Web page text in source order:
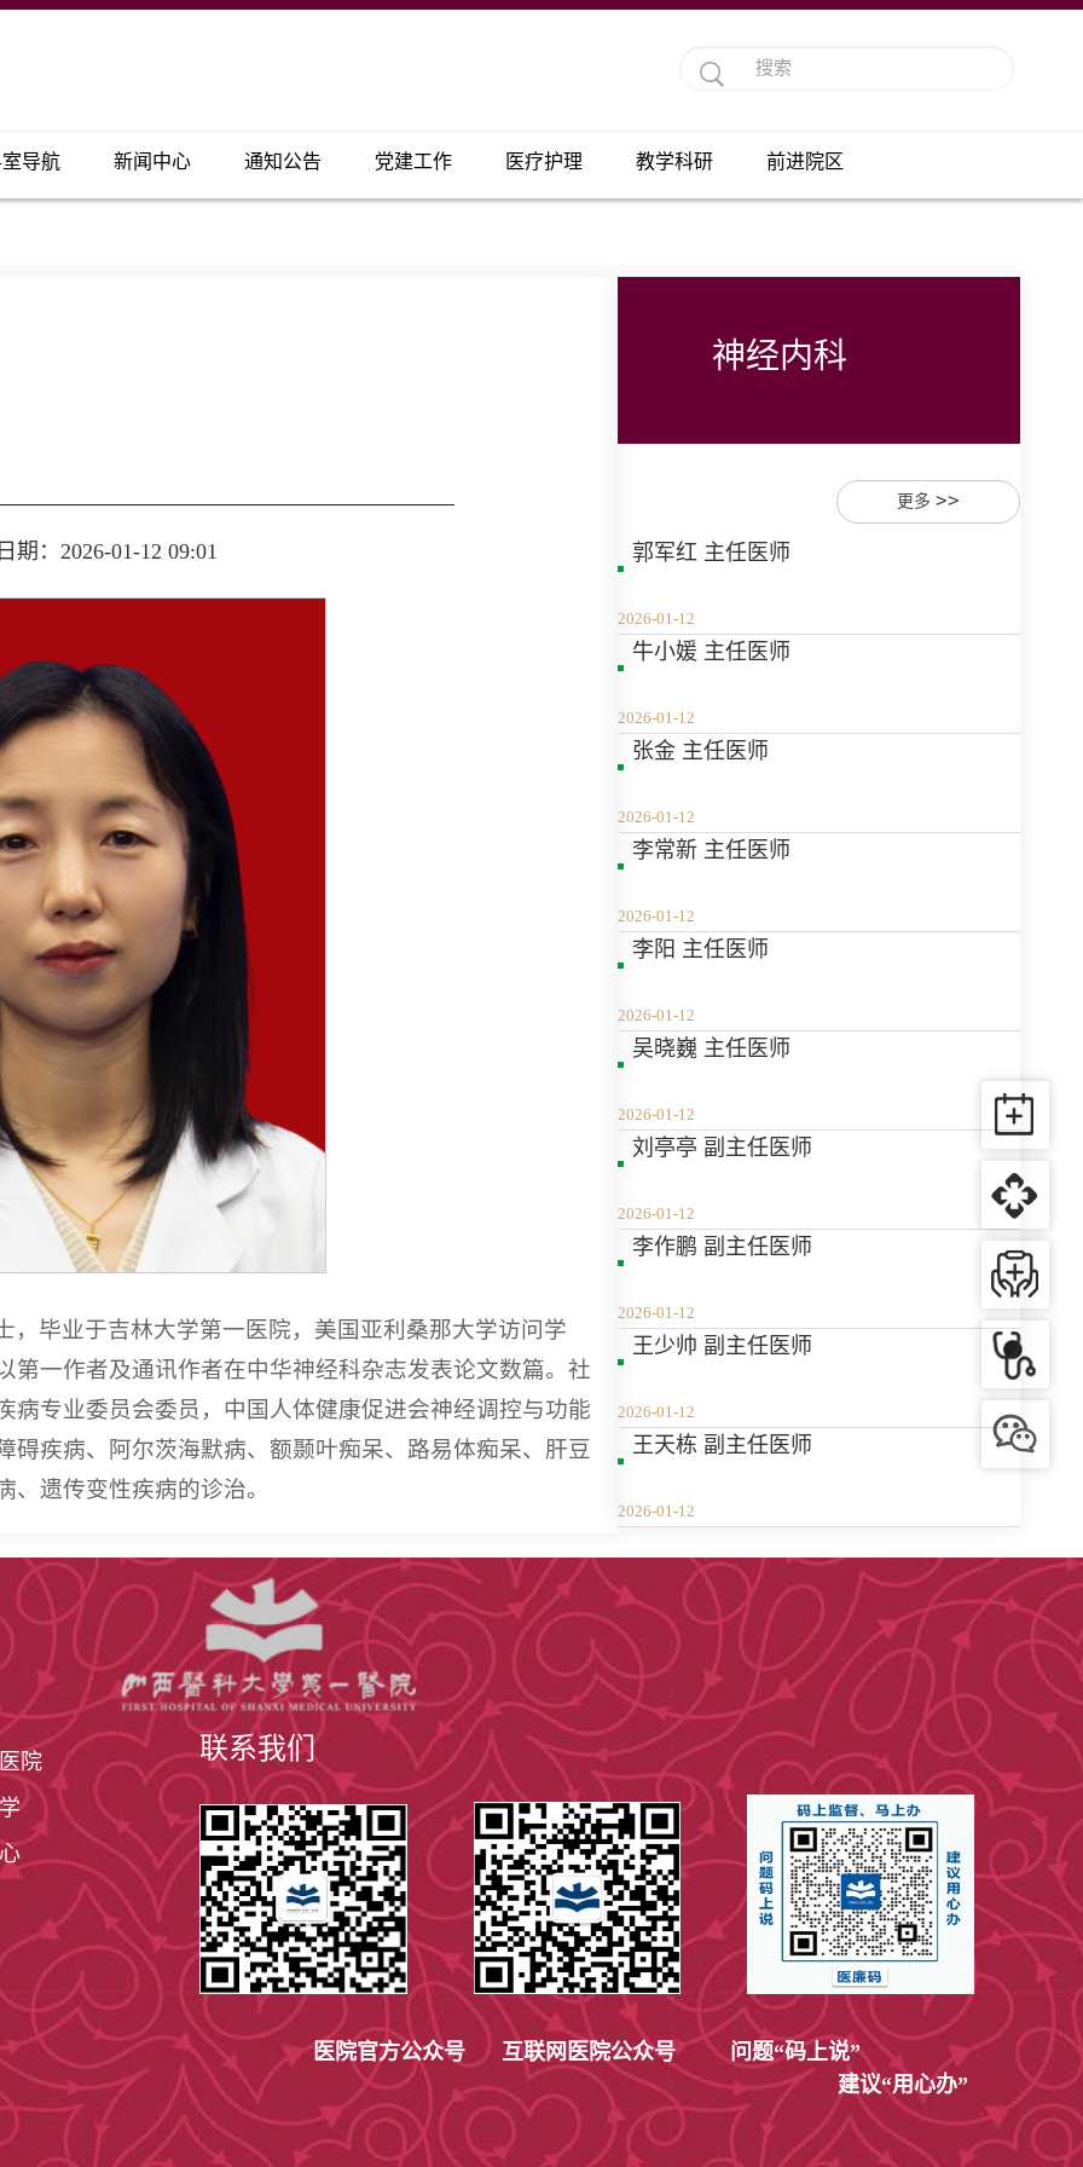
导航 新闻中心 通知公告 党建工作 医疗护理 教学科研 前进院区
：2026-01-12 09:01
，毕业于吉林大学第一医院，美国亚利桑那大学访问学
第一作者及通讯作者在中华神经科杂志发表论文数篇。社
病专业委员会委员，中国人体健康促进会神经调控与功能
碍疾病、阿尔茨海默病、额颞叶痴呆、路易体痴呆、肝豆
遗传变性疾病的诊治。
神经内科
更多 >>
郭军红 主任医师
2026-01-12
牛小媛 主任医师
2026-01-12
张金 主任医师
2026-01-12
李常新 主任医师
2026-01-12
​李阳 主任医师
2026-01-12
吴晓巍 主任医师
2026-01-12
刘亭亭 副主任医师
2026-01-12
李作鹏 副主任医师
2026-01-12
​王少帅 副主任医师
2026-01-12
王天栋 副主任医师
2026-01-12
院
联系我们
医院官方公众号 互联网医院公众号
问题“码上说”
建议“用心办”